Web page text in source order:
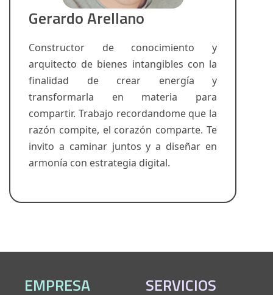
Gerardo Arellano
Constructor de conocimiento y
arquitecto de bienes intangibles con la
finalidad de crear energía y
transformarla en materia para
compartir. Trabajo recordandome que la
razón compite, el corazón comparte. Te
invito a caminar juntos y a diseñar en
armonía con estrategia digital.
EMPRESA SERVICIOS